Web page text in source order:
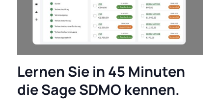
Lernen Sie in 45 Minuten
die Sage SDMO kennen.